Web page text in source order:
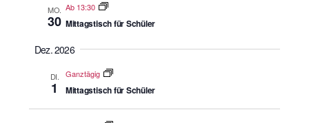
MO.
30
Ab 13:30
Mittagstisch für Schüler
Dez. 2026
DI.
1
Ganztägig
Mittagstisch für Schüler